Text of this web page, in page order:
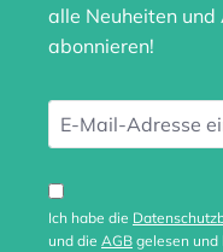
alle Neuheiten
abonnieren!
Ich habe die
und die AGB gelesen und